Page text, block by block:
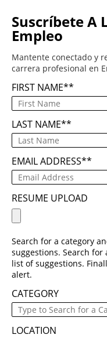
Suscríbete A
Empleo
Mantente conectado y
carrera profesional en
FIRST NAME*
LAST NAME*
EMAIL ADDRESS*
RESUME UPLOAD
Search for a category
suggestions. Search
list of suggestions.
alert.
CATEGORY
LOCATION